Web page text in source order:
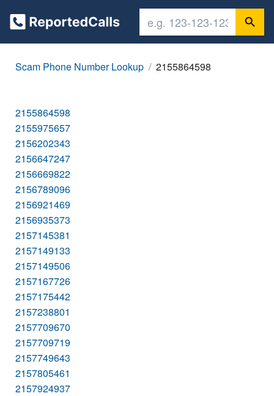
Scam Phone Number Lookup 2155864598
2155864598
2155975657
2156202343
2156647247
2156669822
2156789096
2156921469
2156935373
2157145381
2157149133
2157149506
2157167726
2157175442
2157238801
2157709670
2157709719
2157749643
2157805461
2157924937